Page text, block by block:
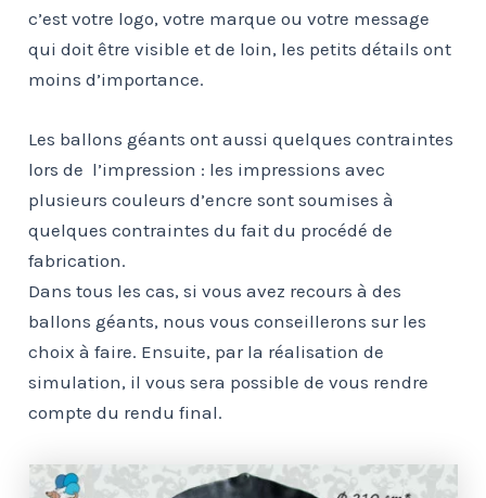
c’est votre logo, votre marque ou votre message
qui doit être visible et de loin, les petits détails ont
moins d’importance.
Les ballons géants ont aussi quelques contraintes
lors de l’impression : les impressions avec
plusieurs couleurs d’encre sont soumises à
quelques contraintes du fait du procédé de
fabrication.
Dans tous les cas, si vous avez recours à des
ballons géants, nous vous conseillerons sur les
choix à faire. Ensuite, par la réalisation de
simulation, il vous sera possible de vous rendre
compte du rendu final.